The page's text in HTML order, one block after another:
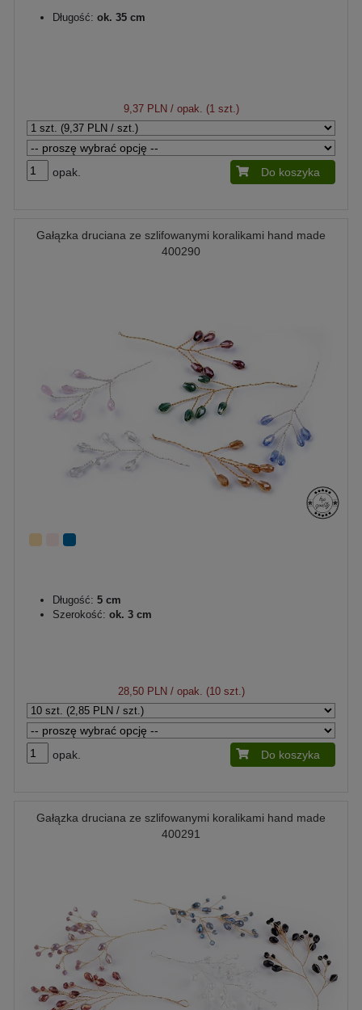
Długość: ok. 35 cm
9,37 PLN / opak. (1 szt.)
opak. Do koszyka
Gałązka druciana ze szlifowanymi koralikami hand made
400290
Długość: 5 cm
Szerokość: ok. 3 cm
28,50 PLN/ opak. (10 szt.)
opak. Do koszyka
Gałązka druciana ze szlifowanymi koralikami hand made
400291